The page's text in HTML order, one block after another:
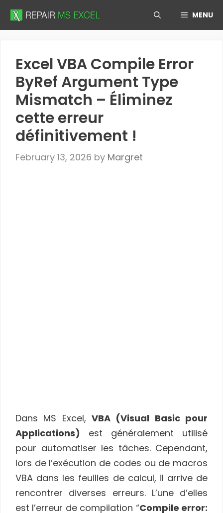
Skip
MENU
Excel VBA Compile Error
ByRef Argument Type
Mismatch – Éliminez
cette erreur
définitivement !
February 13, 2026 by Margret
Dans MS Excel, VBA (Visual Basic pour
Applications) est généralement utilisé
pour automatiser les tâches. Cependant,
lors de l’exécution de codes ou de macros
VBA dans les feuilles de calcul, il arrive de
rencontrer diverses erreurs. L’une d’elles
est l’erreur de compilation “Compile error: